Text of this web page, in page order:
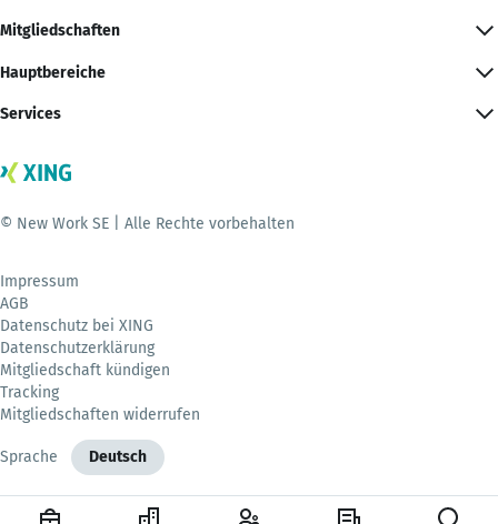
Mitgliedschaften
Hauptbereiche
Services
© New Work SE | Alle Rechte vorbehalten
Impressum
AGB
Datenschutz bei XING
Datenschutzerklärung
Mitgliedschaft kündigen
Tracking
Mitgliedschaften widerrufen
Sprache Deutsch